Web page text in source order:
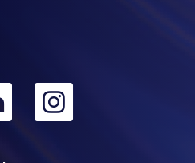
已清楚寫上正確的地址及已
申請未能成功遞交。所有郵
郵政安排退回或銷毀。本院
票及報名的延誤概不負責。
將以書面通知（郵寄准考
）
報名中心，以現金或「易
Go